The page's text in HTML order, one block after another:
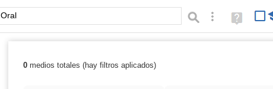
Palabra o frase: Búsqueda avanzada
Ayuda
(en
Resultados de: Oral
0medios totales (hay filtros aplicados)